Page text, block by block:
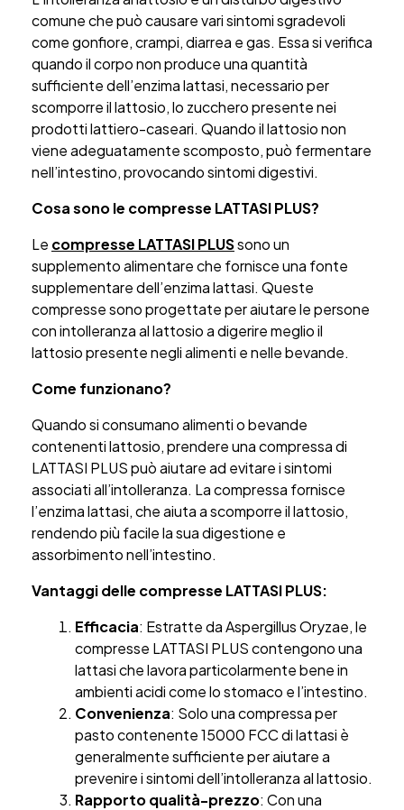
comune che può causare vari sintomi sgradevoli
come gonfiore, crampi, diarrea e gas. Essa si verifica
quando il corpo non produce una quantità
sufficiente dell’enzima lattasi, necessario per
scomporre il lattosio, lo zucchero presente nei
prodotti lattiero-caseari. Quando il lattosio non
viene adeguatamente scomposto, può fermentare
nell’intestino, provocando sintomi digestivi.
Cosa sono le compresse LATTASI PLUS?
Le compresse LATTASI PLUSsono un
supplemento alimentare che fornisce una fonte
supplementare dell’enzima lattasi. Queste
compresse sono progettate per aiutare le persone
con intolleranza al lattosio a digerire meglio il
lattosio presente negli alimenti e nelle bevande.
Come funzionano?
Quando si consumano alimenti o bevande
contenenti lattosio, prendere una compressa di
LATTASI PLUS può aiutare ad evitare i sintomi
associati all’intolleranza. La compressa fornisce
l’enzima lattasi, che aiuta a scomporre il lattosio,
rendendo più facile la sua digestione e
assorbimento nell’intestino.
Vantaggi delle compresse LATTASI PLUS:
Efficacia: Estratte da Aspergillus Oryzae, le
compresse LATTASI PLUS contengono una
lattasi che lavora particolarmente bene in
ambienti acidi come lo stomaco e l’intestino.
Convenienza: Solo una compressa per
pasto contenente 15000 FCC di lattasi è
generalmente sufficiente per aiutare a
prevenire i sintomi dell’intolleranza al lattosio.
Rapporto qualità-prezzo: Con una